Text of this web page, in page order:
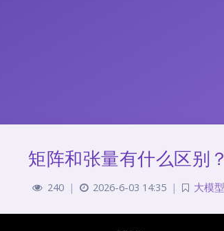
矩阵和张量有什么区别？
240 | 2026-6-03 14:35 | 大模型